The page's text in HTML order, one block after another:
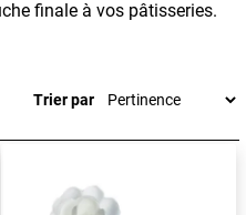
finale à vos pâtisseries.
Trier par